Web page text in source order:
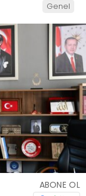
Genel
ABONE OL